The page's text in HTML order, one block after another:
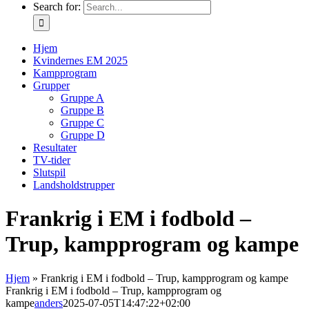
Search for:
Hjem
Kvindernes EM 2025
Kampprogram
Grupper
Gruppe A
Gruppe B
Gruppe C
Gruppe D
Resultater
TV-tider
Slutspil
Landsholdstrupper
Frankrig i EM i fodbold –
Trup, kampprogram og kampe
Hjem » Frankrig i EM i fodbold – Trup, kampprogram og kampe
Frankrig i EM i fodbold – Trup, kampprogram og
kampeanders2025-07-05T14:47:22+02:00